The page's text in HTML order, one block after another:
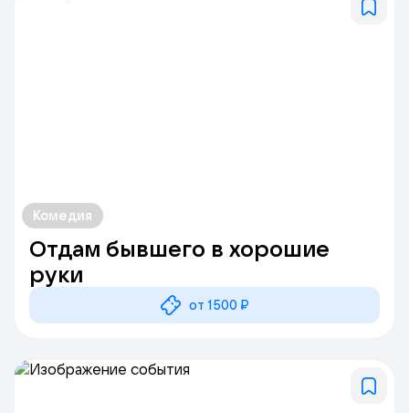
Комедия
Отдам бывшего в хорошие
руки
от 1500 ₽